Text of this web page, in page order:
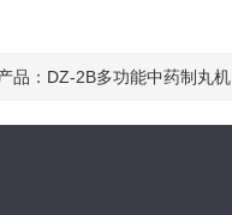
品： DZ-2B多功能中药制丸机